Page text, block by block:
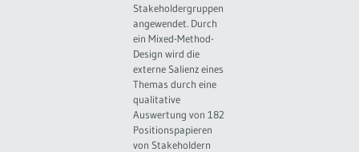
Stakeholdergruppen
angewendet. Durch
ein Mixed-Method-
Design wird die
externe Salienz eines
Themas durch eine
qualitative
Auswertung von 182
Positionspapieren
von Stakeholdern